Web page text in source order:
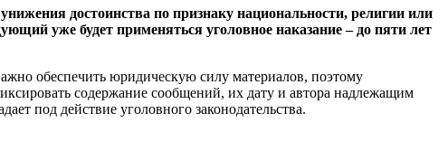
достоинства по признаку национальности, религии или
уже будет применяться уголовное наказание – до пяти лет
обеспечить юридическую силу материалов, поэтому
содержание сообщений, их дату и автора надлежащим
под действие уголовного законодательства.